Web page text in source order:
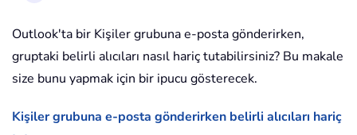
Outlook'ta bir Kişiler grubuna e-posta gönderirken,
gruptaki belirli alıcıları nasıl hariç tutabilirsiniz? Bu makale
size bunu yapmak için bir ipucu gösterecek.
Kişiler grubuna e-posta gönderirken belirli alıcıları hariç